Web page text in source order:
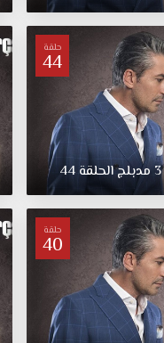
حلقة
44
3 مدبلجالحلقة44
حلقة
40